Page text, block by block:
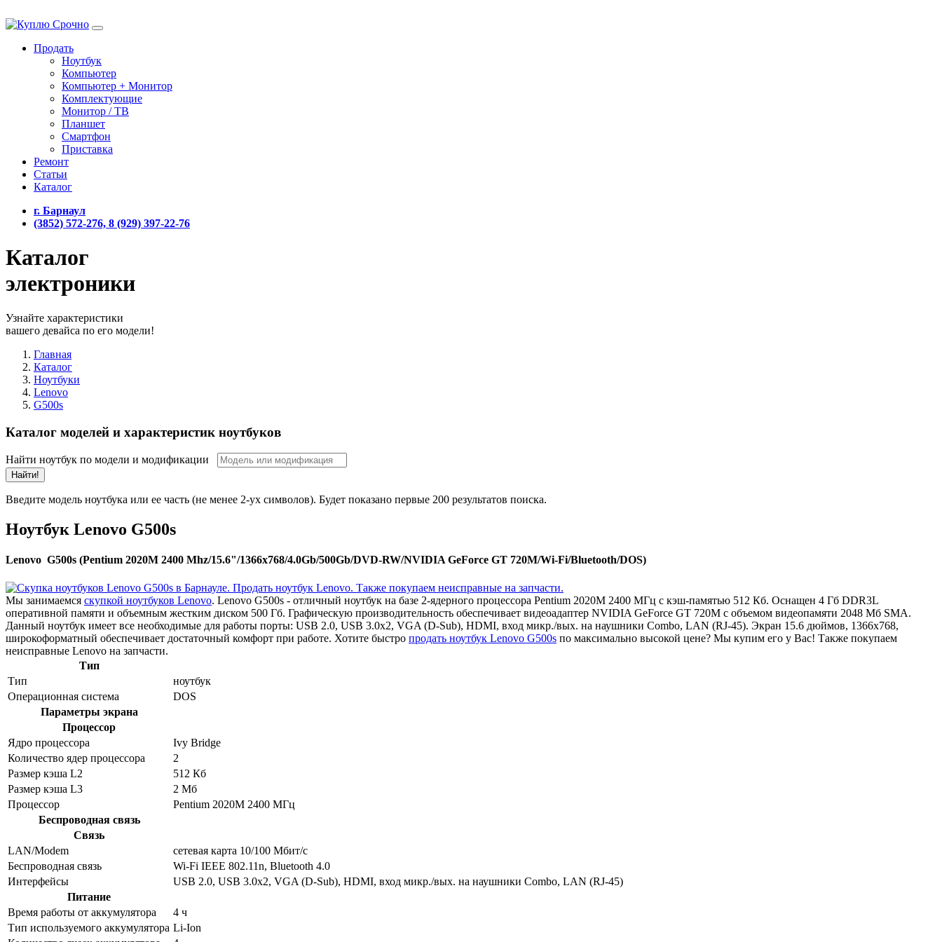
Продать
Ноутбук
Компьютер
Компьютер + Монитор
Комплектующие
Монитор / ТВ
Планшет
Смартфон
Приставка
Ремонт
Статьи
Каталог
г. Барнаул
(3852) 572-276, 8 (929) 397-22-76
Каталог
электроники
Узнайте характеристики
вашего девайса по его модели!
Главная
Каталог
Ноутбуки
Lenovo
G500s
Каталог моделей и характеристик ноутбуков
Найти ноутбук по модели и модификации
Найти!
Введите модель ноутбука или ее часть (не менее 2-ух символов). Будет показано первые 200 результатов поиска.
Ноутбук Lenovo G500s
Lenovo G500s (Pentium 2020M 2400 Mhz/15.6"/1366x768/4.0Gb/500Gb/DVD-RW/NVIDIA GeForce GT 720M/Wi-Fi/Bluetooth/DOS)
Мы занимаемся скупкой ноутбуков Lenovo. Lenovo G500s - отличный ноутбук на базе 2-ядерного процессора Pentium 2020M 2400 МГц с кэш-памятью 512 Кб. Оснащен 4 Гб DDR3L
оперативной памяти и объемным жестким диском 500 Гб. Графическую производительность обеспечивает видеоадаптер NVIDIA GeForce GT 720M с объемом видеопамяти 2048 Мб SMA.
Данный ноутбук имеет все необходимые для работы порты: USB 2.0, USB 3.0x2, VGA (D-Sub), HDMI, вход микр./вых. на наушники Combo, LAN (RJ-45). Экран 15.6 дюймов, 1366x768,
широкоформатный обеспечивает достаточный комфорт при работе. Хотите быстро продать ноутбук Lenovo G500s по максимально высокой цене? Мы купим его у Вас! Также покупаем
неисправные Lenovo на запчасти.
Тип
Тип
ноутбук
Операционная система
DOS
Параметры экрана
Процессор
Ядро процессора
Ivy Bridge
Количество ядер процессора
2
Размер кэша L2
512 Кб
Размер кэша L3
2 Мб
Процессор
Pentium 2020M 2400 МГц
Беспроводная связь
Связь
LAN/Modem
сетевая карта 10/100 Мбит/c
Беспроводная связь
Wi-Fi IEEE 802.11n, Bluetooth 4.0
Интерфейсы
USB 2.0, USB 3.0x2, VGA (D-Sub), HDMI, вход микр./вых. на наушники Combo, LAN (RJ-45)
Питание
Время работы от аккумулятора
4 ч
Тип используемого аккумулятора Li-Ion